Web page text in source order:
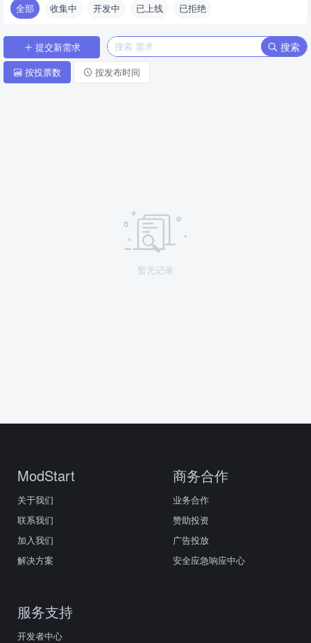
全部
收集中 开发中 已上线 已拒绝
提交新需求 搜索
按投票数 按发布时间
暂无记录
ModStart
关于我们
联系我们
加入我们
解决方案
商务合作
业务合作
赞助投资
广告投放
安全应急响应中心
服务支持
开发者中心